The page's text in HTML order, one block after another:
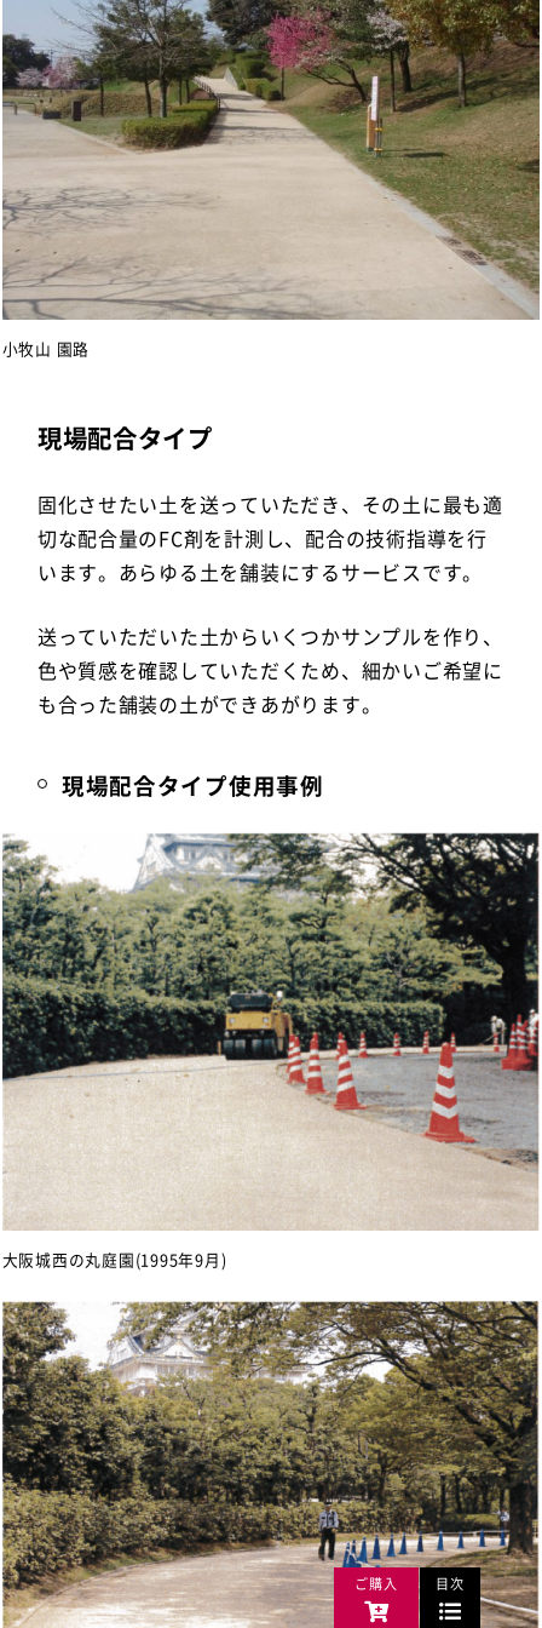
小牧山 園路
現場配合タイプ
固化させたい土を送っていただき、その土に最も適
切な配合量のFC剤を計測し、配合の技術指導を行
います。あらゆる土を舗装にするサービスです。
送っていただいた土からいくつかサンプルを作り、
色や質感を確認していただくため、細かいご希望に
も合った舗装の土ができあがります。
現場配合タイプ使用事例
大阪城西の丸庭園(1995年9月)
目次
ご購入